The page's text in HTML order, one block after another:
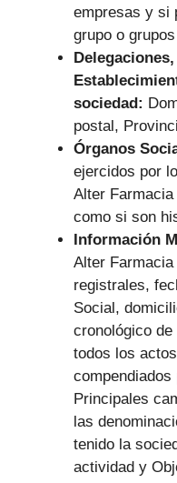
empresas y si
grupo o
sociedad:
postal,
Órganos
ejercidos por
Alter
como si son
Información
Alter
registrales,
Social,
cronológico
todos los
compendiados
Principales
las
tenido la
actividad y